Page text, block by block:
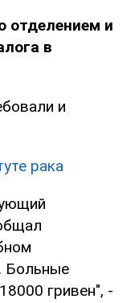
отделением и
в
и
рака
Больные
гривен", -